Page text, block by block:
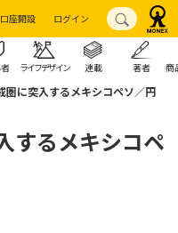
口座開設 ログイン
ライフデザイン 連載 著者 商
圏に突入するメキシコペソ／円
するメキシコペ